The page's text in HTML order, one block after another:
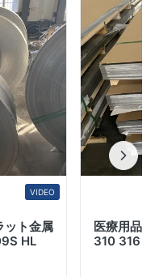
工機器に理想的です建
. 中国江苏州で生産さ
までの厚さで,幅と長さ
す.ASTMを含む国際
産業 の 課題 シ
VIDEO
ト金属
HL
医療用品
310 316